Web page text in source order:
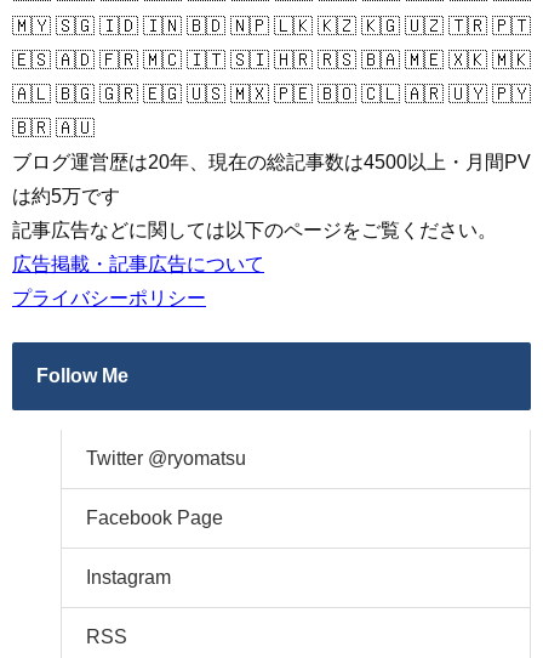
🇲🇾 🇸🇬 🇮🇩 🇮🇳 🇧🇩 🇳🇵 🇱🇰 🇰🇿 🇰🇬 🇺🇿 🇹🇷 🇵🇹
🇪🇸 🇦🇩 🇫🇷 🇲🇨 🇮🇹 🇸🇮 🇭🇷 🇷🇸 🇧🇦 🇲🇪 🇽🇰 🇲🇰
🇦🇱 🇧🇬 🇬🇷 🇪🇬 🇺🇸 🇲🇽 🇵🇪 🇧🇴 🇨🇱 🇦🇷 🇺🇾 🇵🇾
🇧🇷 🇦🇺
ブログ運営歴は20年、現在の総記事数は4500以上・月間PV
は約5万です
記事広告などに関しては以下のページをご覧ください。
広告掲載・記事広告について
プライバシーポリシー
Follow Me
Twitter @ryomatsu
Facebook Page
Instagram
RSS